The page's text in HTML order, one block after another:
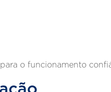
o funcionamento